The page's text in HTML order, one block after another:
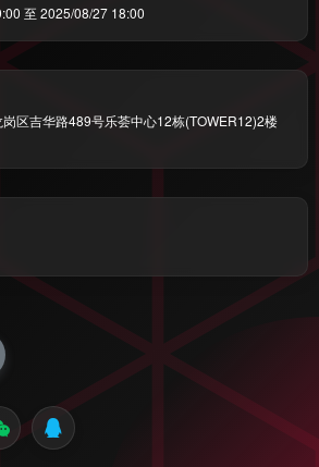
至 2025/08/27 18:00
区吉华路489号乐荟中心12栋(TOWER12)2楼